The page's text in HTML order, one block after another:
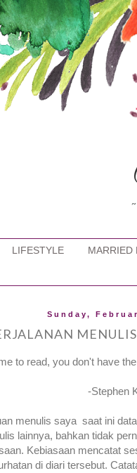
LIFESTYLE MARRIED
Sunday,
to read, you don't have
-Stephen
menulis saya saat ini
lainnya, bahkan tidak
Kebiasaan mencatat
di diari tersebut.